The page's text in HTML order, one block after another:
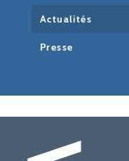
Actualités
Presse